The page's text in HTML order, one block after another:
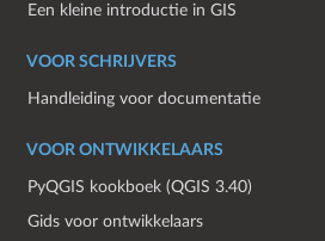
Een kleine introductie in GIS
VOOR SCHRIJVERS
Handleiding voor documentatie
VOOR ONTWIKKELAARS
PyQGIS kookboek (QGIS 3.40)
Gids voor ontwikkelaars